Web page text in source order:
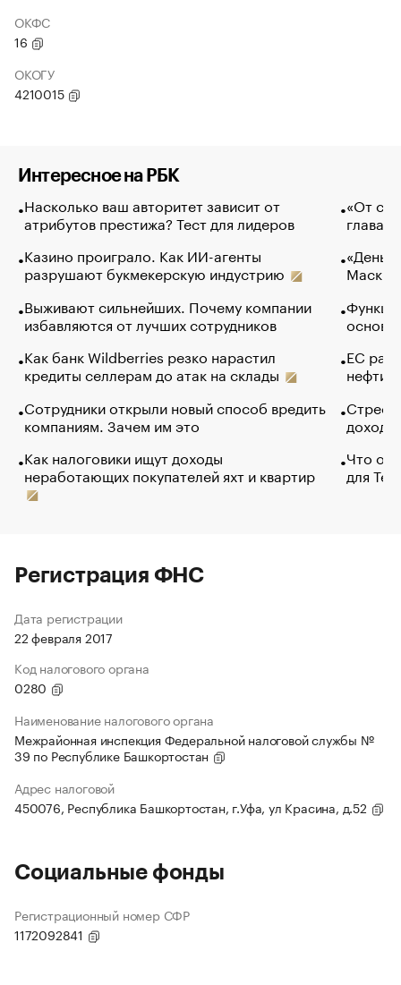
ОКФС
16
ОКОГУ
4210015
Интересное на РБК
Насколько ваш авторитет зависит от
атрибутов престижа? Тест для лидеров
Казино проиграло. Как ИИ-агенты
разрушают букмекерскую индустрию
Выживают сильнейших. Почему компании
избавляются от лучших сотрудников
Как банк Wildberries резко нарастил
кредиты селлерам до атак на склады
Сотрудники открыли новый способ вредить
компаниям. Зачем им это
Как налоговики ищут доходы
неработающих покупателей яхт и квартир
«От
глава
Маск в
основ
ЕС
нефти
Что
для
Регистрация ФНС
Дата регистрации
22 февраля 2017
Код налогового органа
0280
Наименование налогового органа
Межрайонная инспекция Федеральной налоговой службы №
39 по Республике Башкортостан
Адрес налоговой
450076, Республика Башкортостан, г.Уфа, ул Красина, д.52
Социальные фонды
Регистрационный номер СФР
1172092841